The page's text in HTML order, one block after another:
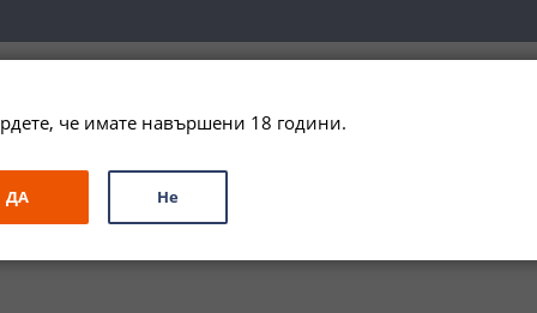
ЗА ПОДАРЪК ПРОМО СПЕЦИАЛНИ ПРЕДЛОЖЕНИЯ
че имате навършени 18 години.
ДА Не